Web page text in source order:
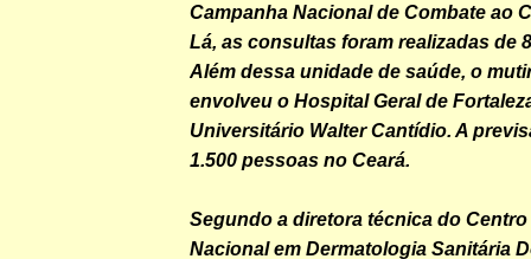
Campanha Nacional de Combate ao
Lá, as consultas foram realizadas de
Além dessa unidade de saúde, o
envolveu o Hospital Geral de
Universitário Walter Cantídio. A
1.500 pessoas no Ceará.
Segundo a diretora técnica do
Nacional em Dermatologia Sanitária